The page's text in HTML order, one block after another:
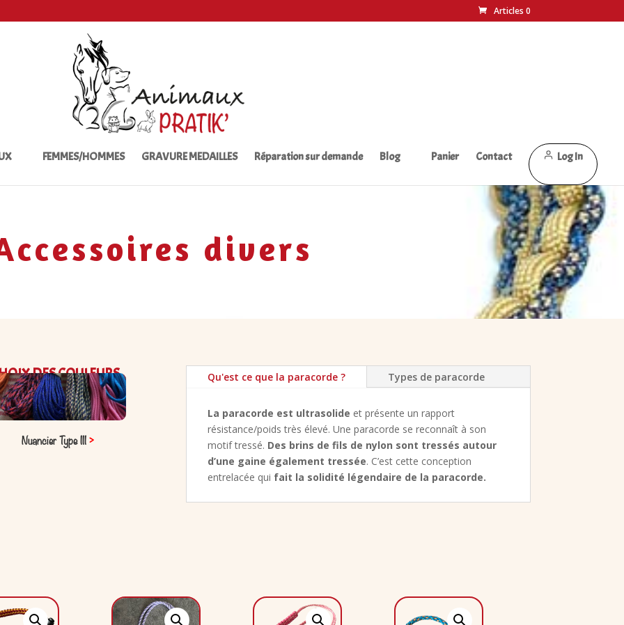
Articles 0
FEMMES/HOMMES GRAVURE MEDAILLES Réparation sur demande Blog Panier Contact Log In
divers
DES COULEURS
Nuancier Type III>
Qu'est ce que la paracorde ? Types de paracorde
La paracorde est ultrasolide et présente un rapport
résistance/poids très élevé. Une paracorde se reconnaît à son
motif tressé. Des brins de fils de nylon sont tressés autour
d’une gaine également tressée. C’est cette conception
entrelacée qui fait la solidité légendaire de la paracorde.